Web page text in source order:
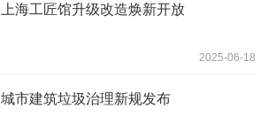
上海工匠馆升级改造焕新开放
2025-06-18
城市建筑垃圾治理新规发布